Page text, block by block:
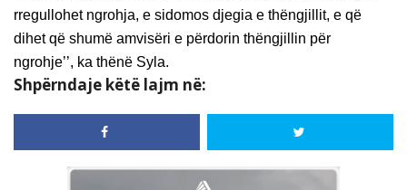
rregullohet ngrohja, e sidomos djegia e thëngjillit, e që
dihet që shumë amvisëri e përdorin thëngjillin për
ngrohje’’, ka thënë Syla.
Shpërndaje këtë lajm në: